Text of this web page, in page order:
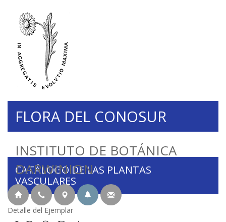
INSTITUTO DE BOTÁNICA
DARWINION
FLORA DEL CONOSUR
CATÁLOGO DE LAS PLANTAS
VASCULARES
Detalle del Ejemplar